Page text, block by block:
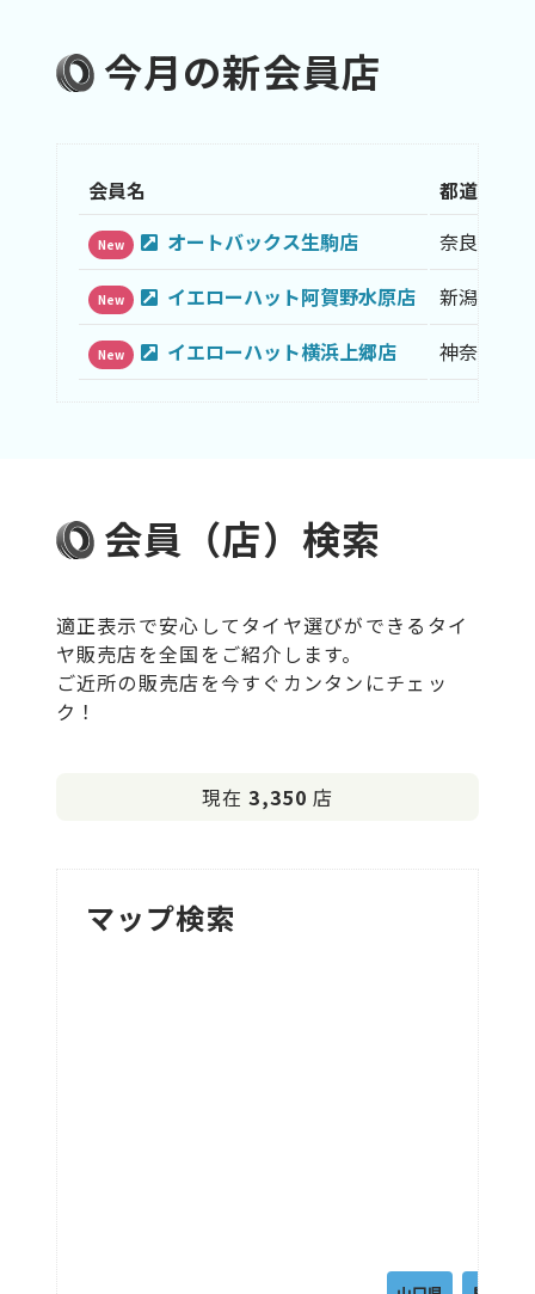
今月の新会員店
会員名 都道府県
New オートバックス生駒店 奈良県
New イエローハット阿賀野水原店 新潟県
New イエローハット横浜上郷店 神奈川県
会員（店）検索
適正表示で安心してタイヤ選びができるタイ
ヤ販売店を全国をご紹介します。
ご近所の販売店を今すぐカンタンにチェッ
ク！
現在3,350 店
マップ検索